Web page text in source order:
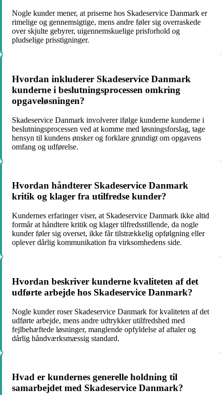
Nogle kunder mener, at priserne hos Skadeservice Danmark er
rimelige og gennemsigtige, mens andre føler sig overraskede
over skjulte gebyrer, uigennemskuelige prisforhold og
pludselige prisstigninger.
Hvordan inkluderer Skadeservice Danmark
kunderne i beslutningsprocessen omkring
opgaveløsningen?
Skadeservice Danmark involverer ifølge kunderne kunderne i
beslutningsprocessen ved at komme med løsningsforslag, tage
hensyn til kundens ønsker og forklare grundigt om opgavens
omfang og udførelse.
Hvordan håndterer Skadeservice Danmark
kritik og klager fra utilfredse kunder?
Kundernes erfaringer viser, at Skadeservice Danmark ikke altid
formår at håndtere kritik og klager tilfredsstillende, da nogle
kunder føler sig overset, ikke får tilstrækkelig opfølgning eller
oplever dårlig kommunikation fra virksomhedens side.
Hvordan beskriver kunderne kvaliteten af det
udførte arbejde hos Skadeservice Danmark?
Nogle kunder roser Skadeservice Danmark for kvaliteten af det
udførte arbejde, mens andre udtrykker utilfredshed med
fejlbehæftede løsninger, manglende opfyldelse af aftaler og
dårlig håndværksmæssig standard.
Hvad er kundernes generelle holdning til
samarbejdet med Skadeservice Danmark?